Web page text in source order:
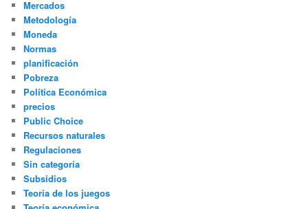
Mercados
Metodología
Moneda
Normas
planificación
Pobreza
Política Económica
precios
Public Choice
Recursos naturales
Regulaciones
Sin categoría
Subsidios
Teoría de los juegos